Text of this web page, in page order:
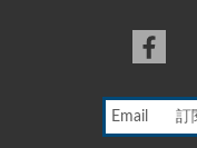
Email